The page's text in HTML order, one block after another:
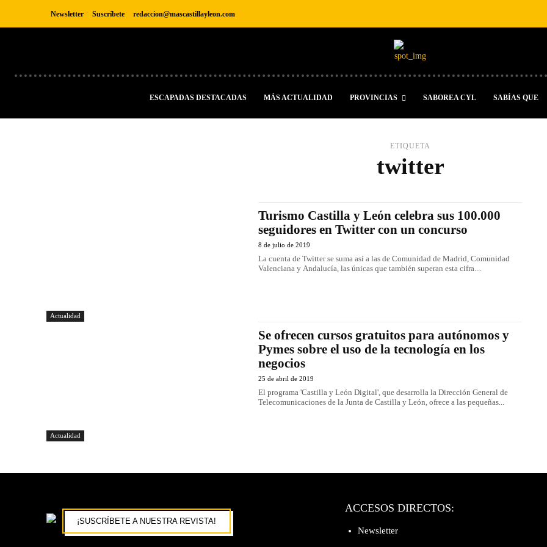
Newsletter Suscríbete redaccion@mascastillayleon.com
ESCAPADAS DESTACADAS MÁS ACTUALIDAD PROVINCIAS SABOREA CYL SABÍAS QUE
ETIQUETA
twitter
Actualidad
Turismo Castilla y León celebra sus 100.000
seguidores en Twitter con un concurso
8 de julio de 2019
La cuenta de Twitter se suma así a las de Comunidad de Madrid, Comunidad
Valenciana y Andalucía, las únicas que también superan esta cifra....
Actualidad
Se ofrecen cursos gratuitos para autónomos y
Pymes sobre el uso de la tecnología en los
negocios
25 de abril de 2019
El programa 'Castilla y León Digital', que desarrolla la Dirección General de
Telecomunicaciones de la Junta de Castilla y León, ofrece a las pequeñas...
¡SUSCRÍBETE A NUESTRA REVISTA!
ACCESOS DIRECTOS:
Newsletter